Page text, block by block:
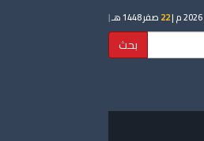
22 صفر 1448 هـ |
بحث